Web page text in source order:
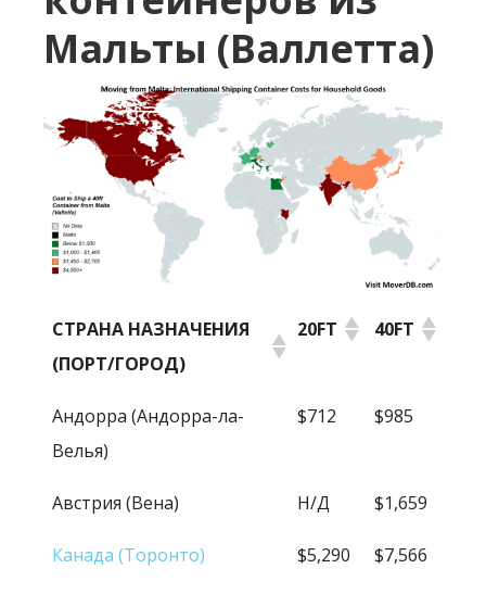
Мальты (Валлетта)
СТРАНА НАЗНАЧЕНИЯ
(ПОРТ/ГОРОД)
20FT 40FT
СТРАНА НАЗНАЧЕНИЯ
(ПОРТ/ГОРОД)
20FT 40FT
Андорра (Андорра-ла-
Велья)
$712 $985
Австрия (Вена) Н/Д $1,659
Канада (Торонто) $5,290 $7,566